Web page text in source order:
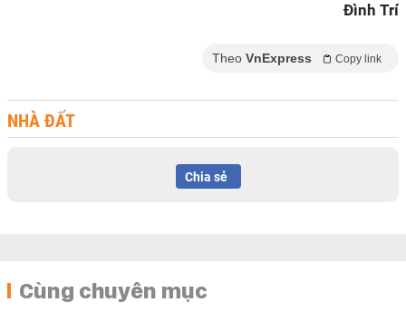
Đình Trí
Theo VnExpress Copy link
NHÀ ĐẤT
Chia sẻ
Cùng chuyên mục